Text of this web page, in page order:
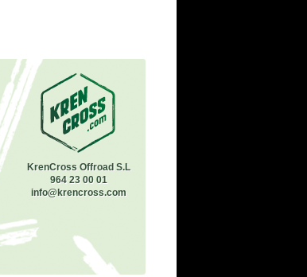
KrenCross Offroad S.L
964 23 00 01
info@krencross.com